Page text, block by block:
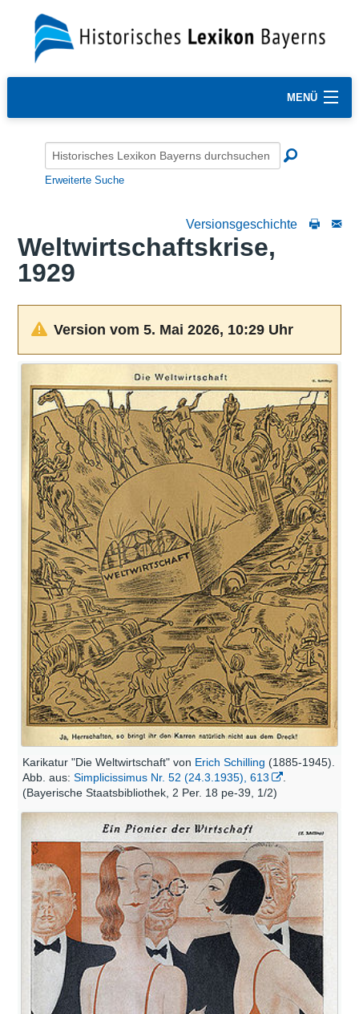
MENÜ
Erweiterte Suche
Versionsgeschichte
Weltwirtschaftskrise,
1929
Version vom 5. Mai 2026, 10:29 Uhr
Karikatur "Die Weltwirtschaft" von Erich Schilling (1885-1945).
Abb. aus: Simplicissimus Nr. 52 (24.3.1935), 613
(Bayerische Staatsbibliothek, 2 Per. 18 pe-39, 1/2)